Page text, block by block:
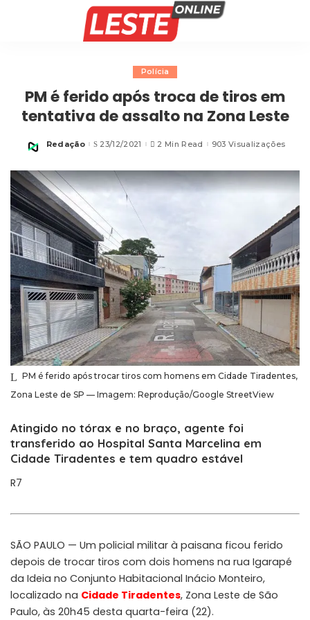
Polícia
PM é ferido após troca de tiros em
tentativa de assalto na Zona Leste
Posted
Redação 23/12/2021 2 Min Read 903 Visualizações
PM é ferido após trocar tiros com homens em Cidade Tiradentes,
Zona Leste de SP — Imagem: Reprodução/Google StreetView
Atingido no tórax e no braço, agente foi
transferido ao Hospital Santa Marcelina em
Cidade Tiradentes e tem quadro estável
R7
SÃO PAULO — Um policial militar à paisana ficou ferido
depois de trocar tiros com dois homens na rua Igarapé
da Ideia no Conjunto Habitacional Inácio Monteiro,
localizado na Cidade Tiradentes, Zona Leste de São
Paulo, às 20h45 desta quarta-feira (22).